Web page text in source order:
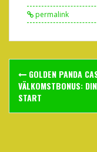
permalink
Post
navigation
GOLDEN PANDA
VÄLKOMSTBONUS:
START